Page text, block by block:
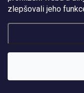
zlepšovali jeho
Vložením e-mailu